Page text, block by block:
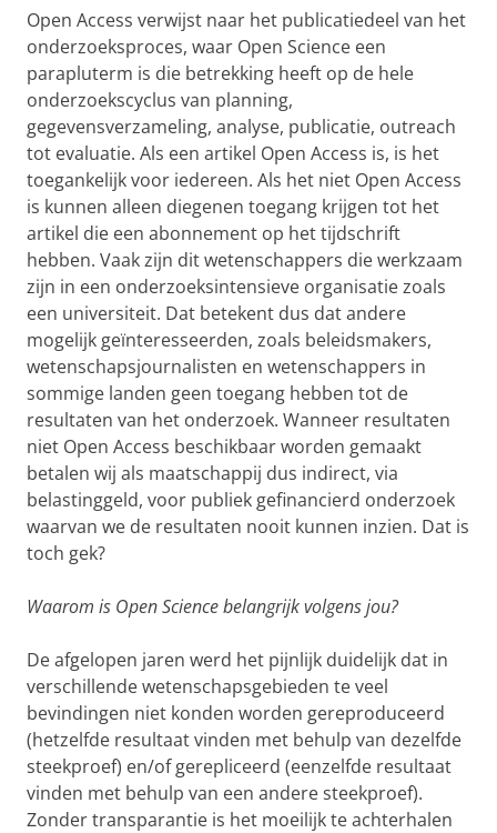
Open Access verwijst naar het publicatiedeel van het
onderzoeksproces, waar Open Science een
parapluterm is die betrekking heeft op de hele
onderzoekscyclus van planning,
gegevensverzameling, analyse, publicatie, outreach
tot evaluatie. Als een artikel Open Access is, is het
toegankelijk voor iedereen. Als het niet Open Access
is kunnen alleen diegenen toegang krijgen tot het
artikel die een abonnement op het tijdschrift
hebben. Vaak zijn dit wetenschappers die werkzaam
zijn in een onderzoeksintensieve organisatie zoals
een universiteit. Dat betekent dus dat andere
mogelijk geïnteresseerden, zoals beleidsmakers,
wetenschapsjournalisten en wetenschappers in
sommige landen geen toegang hebben tot de
resultaten van het onderzoek. Wanneer resultaten
niet Open Access beschikbaar worden gemaakt
betalen wij als maatschappij dus indirect, via
belastinggeld, voor publiek gefinancierd onderzoek
waarvan we de resultaten nooit kunnen inzien. Dat is
toch gek?
Waarom is Open Science belangrijk volgens jou?
De afgelopen jaren werd het pijnlijk duidelijk dat in
verschillende wetenschapsgebieden te veel
bevindingen niet konden worden gereproduceerd
(hetzelfde resultaat vinden met behulp van dezelfde
steekproef) en/of gerepliceerd (eenzelfde resultaat
vinden met behulp van een andere steekproef).
Zonder transparantie is het moeilijk te achterhalen